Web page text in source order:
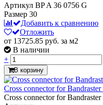
Артикул BP A 36 0756 G
Размер 30
Добавить к сравнению
Отложить
от 13725.85 руб. за м2
В наличии
+
В корзину
Cross connector for
Cross connector for